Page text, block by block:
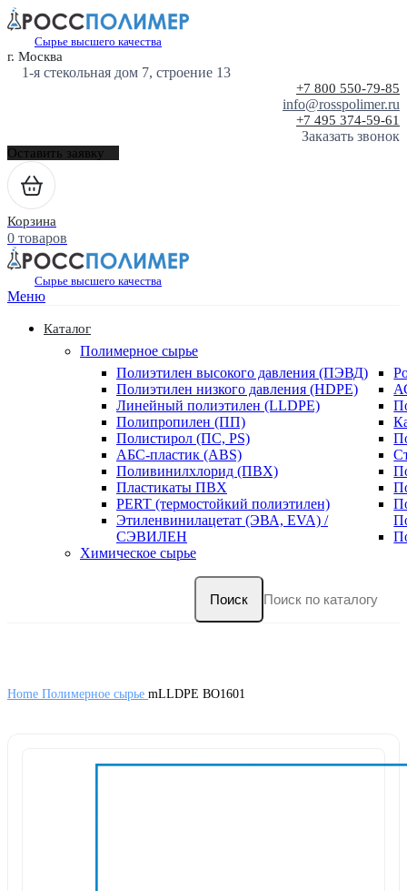
Сырье высшего качества
г. Москва
1-я стекольная дом 7, строение 13
+7 800 550-79-85
info@rosspolimer.ru
+7 495 374-59-61
Заказать звонок
Оставить заявку
Корзина
0 товаров
Сырье высшего качества
Меню
Каталог
Полимерное сырье
Полиэтилен высокого давления (ПЭВД)
Полиэтилен низкого давления (HDPE)
Линейный полиэтилен (LLDPE)
Полипропилен (ПП)
Полистирол (ПС, PS)
АБС-пластик (ABS)
Поливинилхлорид (ПВХ)
Пластикаты ПВХ
PERT (термостойкий полиэтилен)
Этиленвинилацетат (ЭВА, EVA) /
СЭВИЛЕН
Химическое сырье
Поиск
Home Полимерное сырье mLLDPE BO1601